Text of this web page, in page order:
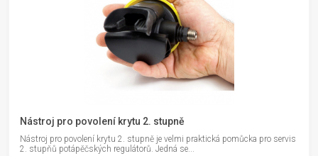
Nástroj pro povolení krytu 2. stupně
Nástroj pro povolení krytu 2. stupně je velmi praktická pomůcka pro servis
2. stupňů potápěčských regulátorů. Jedná se...